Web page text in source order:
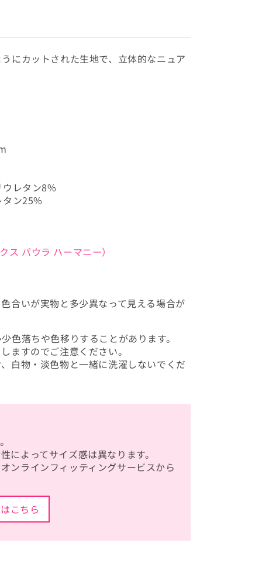
にカットされた生地で、立体的なニュア
レタン8%
ン25%
パウラ ハーマニー）
合いが実物と多少異なって見える場合が
色落ちや色移りすることがあります。
ますのでご注意ください。
白物・淡色物と一緒に洗濯しないでくだ
によってサイズ感は異なります。
ンラインフィッティングサービスから
こちら